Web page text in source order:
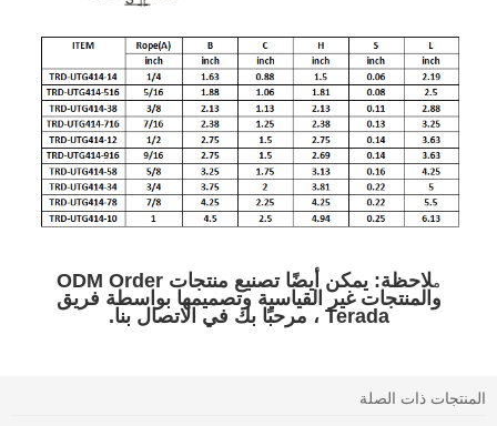
م
لاحظة: يمكن أيضًا تصنيع منتجات ODM Order
والمنتجات غير القياسية وتصميمها بواسطة فريق
Terada ، مرحبًا بك في الاتصال بنا.
المنتجات ذات الصلة